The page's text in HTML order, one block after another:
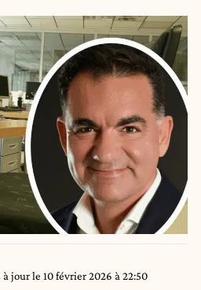
à jour le 10 février 2026 à 22:50